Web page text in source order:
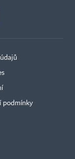
podmínky